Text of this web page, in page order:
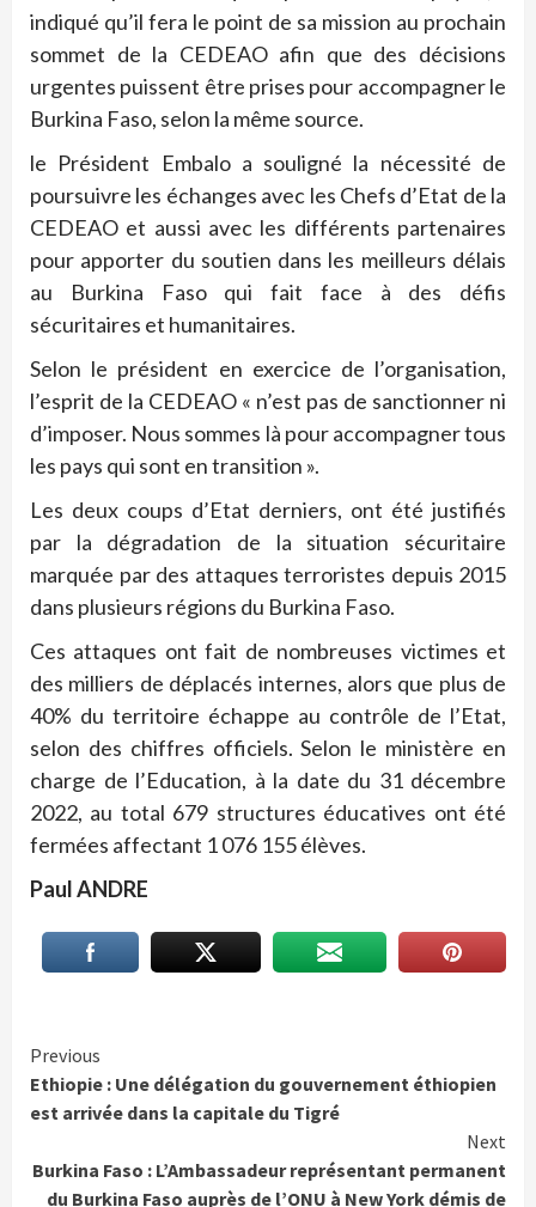
indiqué qu’il fera le point de sa mission au prochain
sommet de la CEDEAO afin que des décisions
urgentes puissent être prises pour accompagner le
Burkina Faso, selon la même source.
le Président Embalo a souligné la nécessité de
poursuivre les échanges avec les Chefs d’Etat de la
CEDEAO et aussi avec les différents partenaires
pour apporter du soutien dans les meilleurs délais
au Burkina Faso qui fait face à des défis
sécuritaires et humanitaires.
Selon le président en exercice de l’organisation,
l’esprit de la CEDEAO « n’est pas de sanctionner ni
d’imposer. Nous sommes là pour accompagner tous
les pays qui sont en transition ».
Les deux coups d’Etat derniers, ont été justifiés
par la dégradation de la situation sécuritaire
marquée par des attaques terroristes depuis 2015
dans plusieurs régions du Burkina Faso.
Ces attaques ont fait de nombreuses victimes et
des milliers de déplacés internes, alors que plus de
40% du territoire échappe au contrôle de l’Etat,
selon des chiffres officiels. Selon le ministère en
charge de l’Education, à la date du 31 décembre
2022, au total 679 structures éducatives ont été
fermées affectant 1 076 155 élèves.
Paul ANDRE
Continue
Reading
Previous
Ethiopie : Une délégation du gouvernement éthiopien
est arrivée dans la capitale du Tigré
Next
Burkina Faso : L’Ambassadeur représentant permanent
du Burkina Faso auprès de l’ONU à New York démis de